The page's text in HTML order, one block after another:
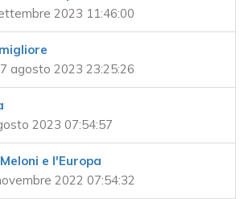
2023 11:46:00
agosto 2023 23:25:26
2023 07:54:57
e l'Europa
2022 07:54:32